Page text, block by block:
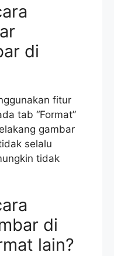
di
fitur
tab “Format”
gambar
selalu
tidak
di
lain?